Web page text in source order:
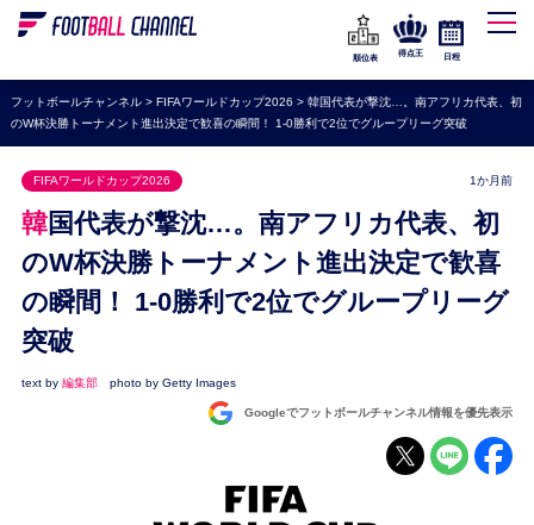
WEリーグ
海外サッカー
プレミアリーグ
ラ・リーガ
セリエA
ブンデスリーガ
UEFA
ナショナルチーム
高校サッカー
順位表
得点王 日程
フットボールチャンネル> FIFAワールドカップ2026 > 韓国代表が撃沈…。南アフリカ代表、初
のW杯決勝トーナメント進出決定で歓喜の瞬間！ 1-0勝利で2位でグループリーグ突破
FIFAワールドカップ2026 1か月前
韓国代表が撃沈…。南アフリカ代表、初
のW杯決勝トーナメント進出決定で歓喜
の瞬間！ 1-0勝利で2位でグループリーグ
突破
text by 編集部 photo by Getty Images
Googleでフットボールチャンネル情報を優先表示